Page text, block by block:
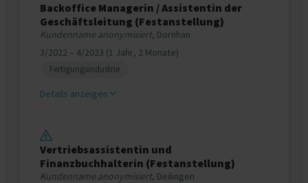
Backoffice Managerin / Assistentin der
Geschäftsleitung (Festanstellung)
Kundenname anonymisiert, Dornhan
3/2022 – 4/2023 (1 Jahr, 2 Monate)
Fertigungsindustrie
Details anzeigen
Vertriebsassistentin und
Finanzbuchhalterin (Festanstellung)
Kundenname anonymisiert, Deilingen